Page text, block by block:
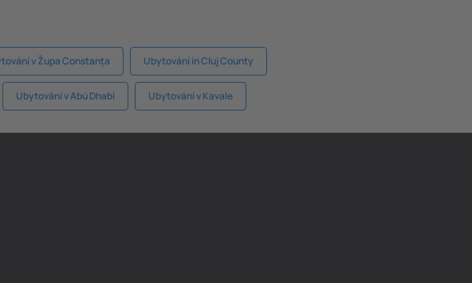
v Župa Constanța Ubytování in Cluj County
Ubytování v Abú Dhabí Ubytování v Kavale